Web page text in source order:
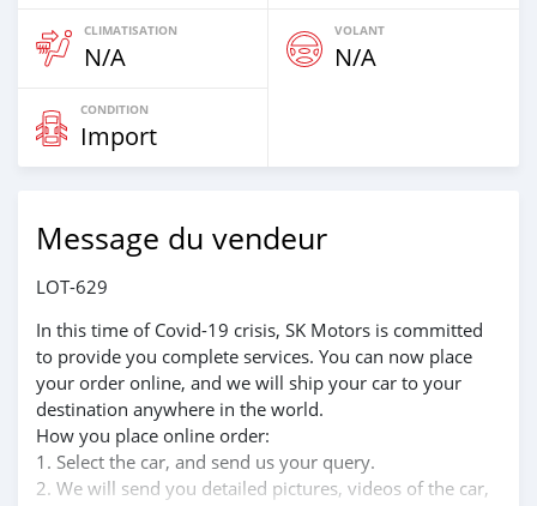
CLIMATISATION
N/A
VOLANT
N/A
CONDITION
Import
Message du vendeur
LOT-629
In this time of Covid-19 crisis, SK Motors is committed
to provide you complete services. You can now place
your order online, and we will ship your car to your
destination anywhere in the world.
How you place online order:
1. Select the car, and send us your query.
2. We will send you detailed pictures, videos of the car,